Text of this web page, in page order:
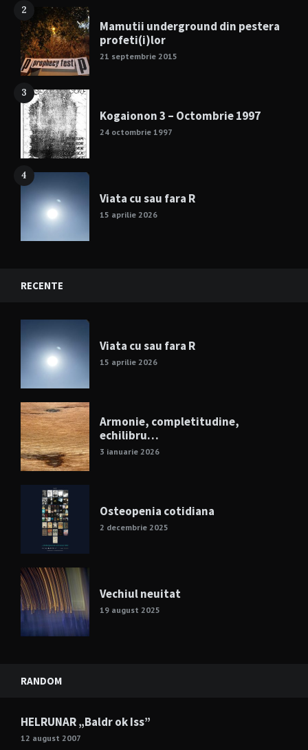
2
Mamutii underground din pestera
profeti(i)lor
21 septembrie 2015
3
Kogaionon 3 – Octombrie 1997
24 octombrie 1997
4
Viata cu sau fara R
15 aprilie 2026
RECENTE
Viata cu sau fara R
15 aprilie 2026
Armonie, completitudine,
echilibru…
3 ianuarie 2026
Osteopenia cotidiana
2 decembrie 2025
Vechiul neuitat
19 august 2025
RANDOM
HELRUNAR „Baldr ok Iss”
12 august 2007